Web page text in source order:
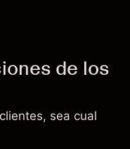
de los
sea cual